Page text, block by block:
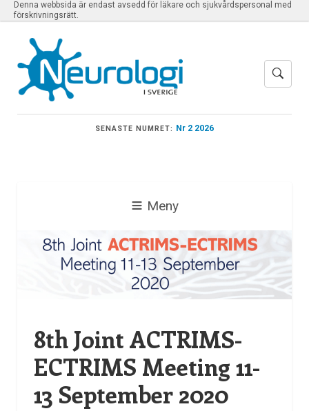
Denna webbsida är endast avsedd för läkare och sjukvårdspersonal med
förskrivningsrätt.
SENASTE NUMRET: Nr 2 2026
Meny
8th Joint ACTRIMS-
ECTRIMS Meeting 11-
13 September 2020